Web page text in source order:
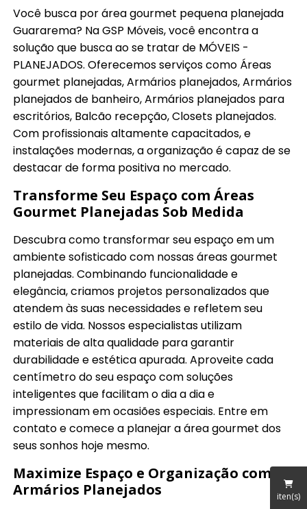
iten(s)
Você busca por área gourmet pequena planejada
Guararema? Na GSP Móveis, você encontra a
solução que busca ao se tratar de MÓVEIS -
PLANEJADOS. Oferecemos serviços como Áreas
gourmet planejadas, Armários planejados, Armários
planejados de banheiro, Armários planejados para
escritórios, Balcão recepção, Closets planejados.
Com profissionais altamente capacitados, e
instalações modernas, a organização é capaz de se
destacar de forma positiva no mercado.
Transforme Seu Espaço com Áreas
Gourmet Planejadas Sob Medida
Descubra como transformar seu espaço em um
ambiente sofisticado com nossas áreas gourmet
planejadas. Combinando funcionalidade e
elegância, criamos projetos personalizados que
atendem às suas necessidades e refletem seu
estilo de vida. Nossos especialistas utilizam
materiais de alta qualidade para garantir
durabilidade e estética apurada. Aproveite cada
centímetro do seu espaço com soluções
inteligentes que facilitam o dia a dia e
impressionam em ocasiões especiais. Entre em
contato e comece a planejar a área gourmet dos
seus sonhos hoje mesmo.
Maximize Espaço e Organização com
Armários Planejados